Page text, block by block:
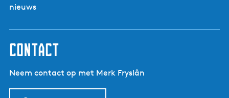
nieuws
Contact
Neem contact op met Merk Fryslân